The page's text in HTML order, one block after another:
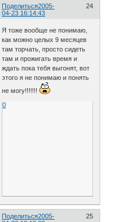
Поделиться 24
2005-
04-23 16:14:43
Я тоже вообще не понимаю,
как можно целых 9 месяцев
там торчать, просто сидеть
там и прожигать время и
ждать пока тебя выгонят, вот
этого я не понимаю и понять
не могу!!!!!!!
0
Поделиться 25
2005-